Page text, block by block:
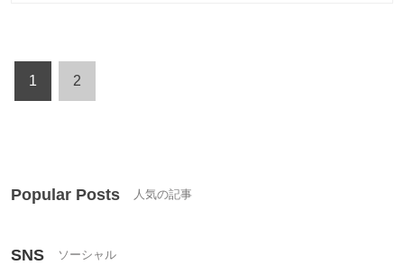
1 2
Popular Posts
SNS